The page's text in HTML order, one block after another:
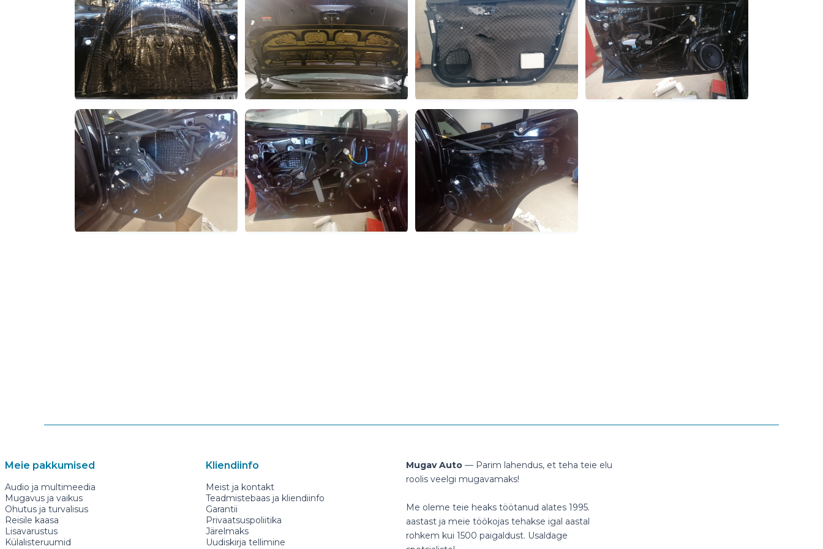
Meie pakkumised
Audio ja multimeedia
Mugavus ja vaikus
Ohutus ja turvalisus
Reisile kaasa
Lisavarustus
Külalisteruumid
Kliendiinfo
Meist ja kontakt
Teadmistebaas ja kliendiinfo
Garantii
Privaatsuspoliitika
Järelmaks
Uudiskirja tellimine
Mugav Auto — Parim lahendus, et teha teie elu
roolis veelgi mugavamaks!
Me oleme teie heaks töötanud alates 1995.
aastast ja meie töökojas tehakse igal aastal
rohkem kui 1500 paigaldust. Usaldage